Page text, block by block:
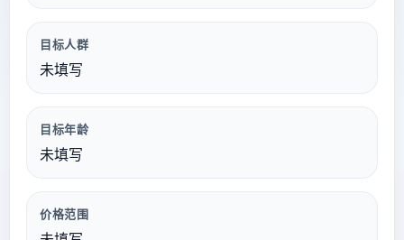
目标人群
未填写
目标年龄
未填写
价格范围